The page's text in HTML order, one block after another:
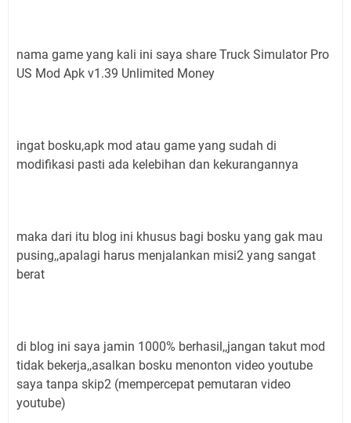
nama game yang kali ini saya share Truck Simulator Pro
US Mod Apk v1.39 Unlimited Money
ingat bosku,apk mod atau game yang sudah di
modifikasi pasti ada kelebihan dan kekurangannya
maka dari itu blog ini khusus bagi bosku yang gak mau
pusing,,apalagi harus menjalankan misi2 yang sangat
berat
di blog ini saya jamin 1000% berhasil,,jangan takut mod
tidak bekerja,,asalkan bosku menonton video youtube
saya tanpa skip2 (mempercepat pemutaran video
youtube)